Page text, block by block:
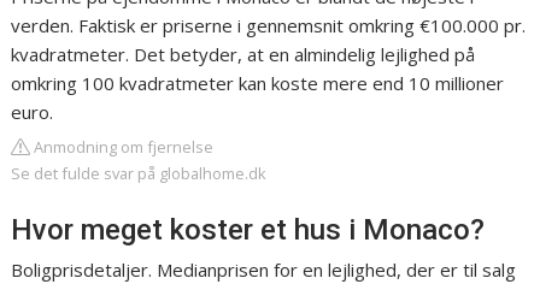
verden. Faktisk er priserne i gennemsnit omkring €100.000 pr.
kvadratmeter. Det betyder, at en almindelig lejlighed på
omkring 100 kvadratmeter kan koste mere end 10 millioner
euro.
Anmodning om fjernelse
Se det fulde svar på globalhome.dk
Hvor meget koster et hus i Monaco?
Boligprisdetaljer. Medianprisen for en lejlighed, der er til salg